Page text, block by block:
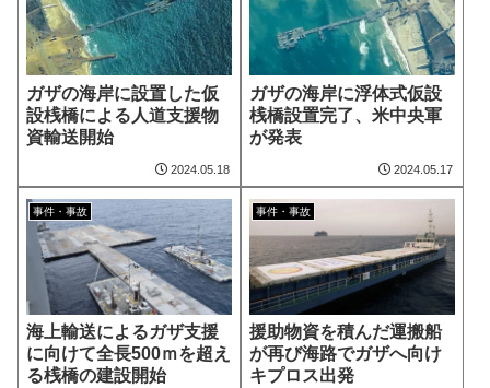
ガザの海岸に設置した仮
設桟橋による人道支援物
資輸送開始
2024.05.18
ガザの海岸に浮体式仮設
桟橋設置完了、米中央軍
が発表
2024.05.17
事件・事故
海上輸送によるガザ支援
に向けて全長500ｍを超え
る桟橋の建設開始
事件・事故
援助物資を積んだ運搬船
が再び海路でガザへ向け
キプロス出発